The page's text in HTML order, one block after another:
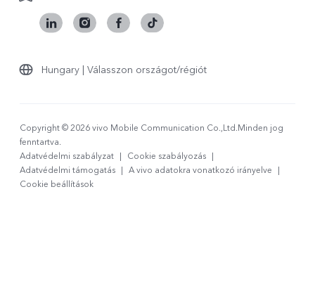
Hungary | Válasszon országot/régiót
Copyright © 2026 vivo Mobile Communication Co.,Ltd.Minden jog
fenntartva.
Adatvédelmi szabályzat | Cookie szabályozás |
Adatvédelmi támogatás | A vivo adatokra vonatkozó irányelve
|
Cookie beállítások